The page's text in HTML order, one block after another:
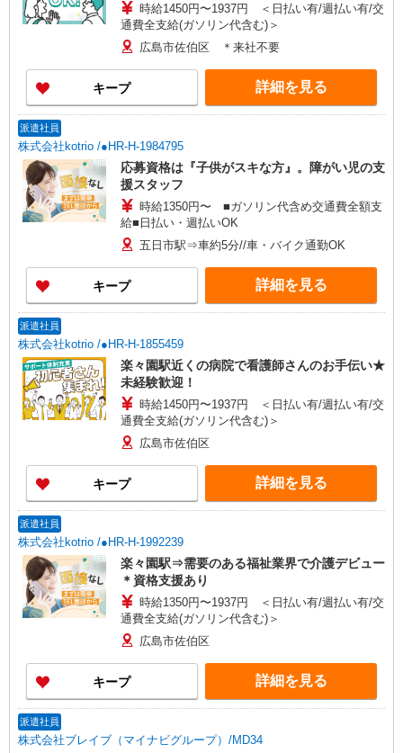
時給1450円〜1937円 ＜日払い有/週払い有/交
通費全支給(ガソリン代含む)＞
広島市佐伯区 ＊来社不要
キープ 詳細を見る
派遣社員
株式会社kotrio /●HR-H-1984795
応募資格は『子供がスキな方』。障がい児の支
援スタッフ
時給1350円〜 ■ガソリン代含め交通費全額支
給■日払い・週払いOK
五日市駅⇒車約5分//車・バイク通勤OK
キープ 詳細を見る
派遣社員
株式会社kotrio /●HR-H-1855459
楽々園駅近くの病院で看護師さんのお手伝い★
未経験歓迎！
時給1450円〜1937円 ＜日払い有/週払い有/交
通費全支給(ガソリン代含む)＞
広島市佐伯区
キープ 詳細を見る
派遣社員
株式会社kotrio /●HR-H-1992239
楽々園駅⇒需要のある福祉業界で介護デビュー
＊資格支援あり
時給1350円〜1937円 ＜日払い有/週払い有/交
通費全支給(ガソリン代含む)＞
広島市佐伯区
キープ 詳細を見る
派遣社員
株式会社ブレイブ（マイナビグループ）/MD34